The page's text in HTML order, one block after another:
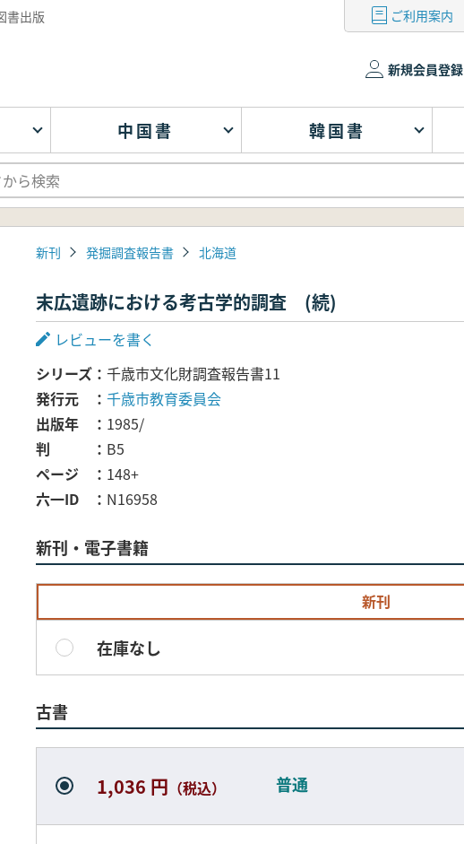
書出版 ご利用案内
新規会員登録
中国書 韓国書
新刊 発掘調査報告書 北海道
末広遺跡における考古学的調査 (続)
レビューを書く
シリーズ
千歳市文化財調査報告書11
発行元
千歳市教育委員会
出版年
1985/
判
B5
ページ
148+
六一ID
N16958
新刊・電子書籍
新刊
在庫なし
古書
1,036 円 （税込） 普通